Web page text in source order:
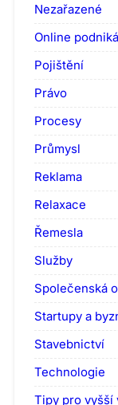
Nezařazené
Online
Pojištění
Právo
Procesy
Průmysl
Reklama
Relaxace
Řemesla
Služby
Společenská
Startupy a
Stavebnictví
Technologie
Tipy pro vyšší